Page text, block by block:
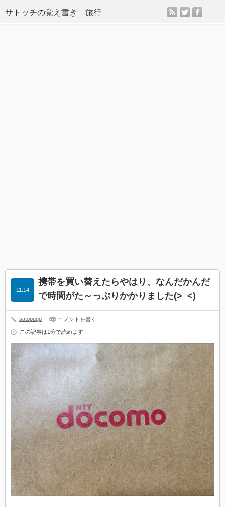
サトッチの覚え書き 旅行 rss twitter
携帯を買い替えたらやはり、なんだかんだ
で時間がた～っぷりかかりました(>_<)
11.14
satopugo コメントを書く
この記事は1分で読めます